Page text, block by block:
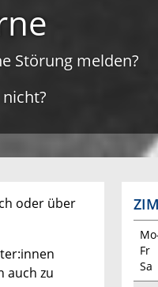
Störung melden?
oder über
auch zu
Fr
Sa